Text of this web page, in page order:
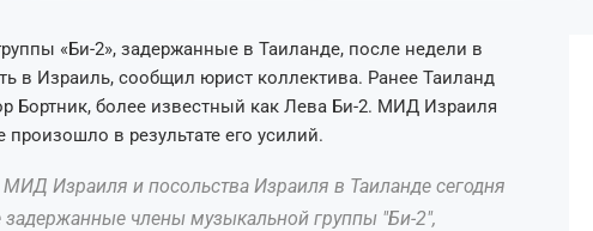
«Би-2», задержанные в Таиланде, после недели в
в Израиль, сообщил юрист коллектива. Ранее Таиланд
Бортник, более известный как Лева Би-2. МИД Израиля
в результате его усилий.
МИД Израиля и посольства Израиля в Таиланде сегодня
задержанные члены музыкальной группы "Би-2",